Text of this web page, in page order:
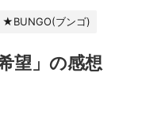
★BUNGO(ブンゴ)
望」の感想